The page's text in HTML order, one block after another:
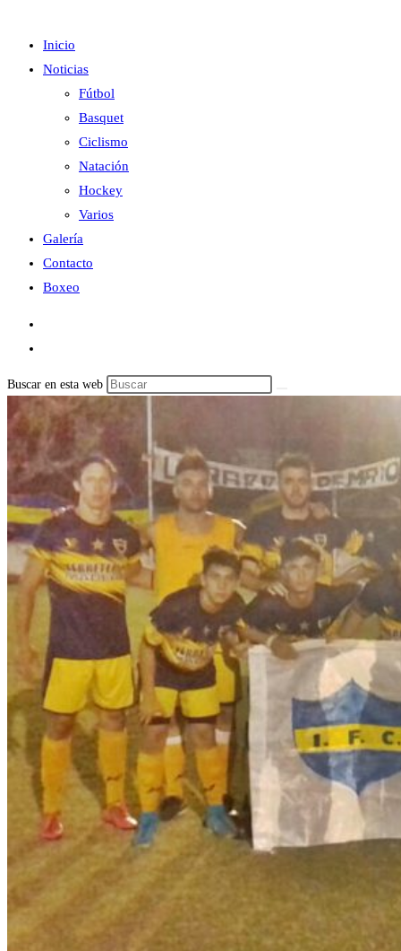
Inicio
Noticias
Fútbol
Basquet
Ciclismo
Natación
Hockey
Varios
Galería
Contacto
Boxeo
Buscar en esta web